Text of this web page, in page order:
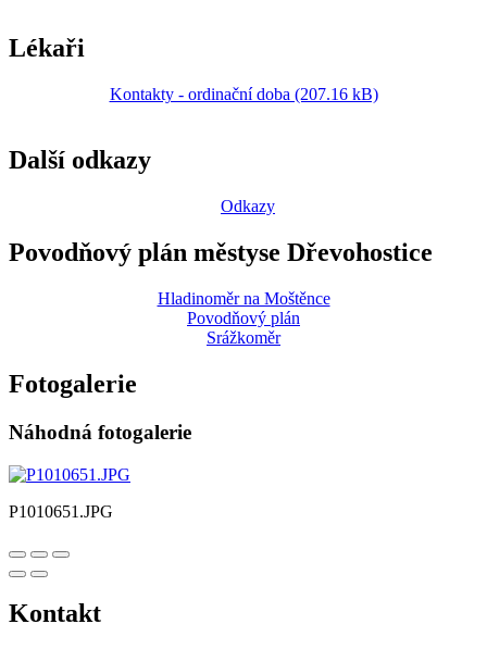
Lékaři
Kontakty - ordinační doba (207.16 kB)
Další odkazy
Odkazy
Povodňový plán městyse Dřevohostice
Hladinoměr na Moštěnce
Povodňový plán
Srážkoměr
Fotogalerie
Náhodná fotogalerie
P1010651.JPG
Kontakt